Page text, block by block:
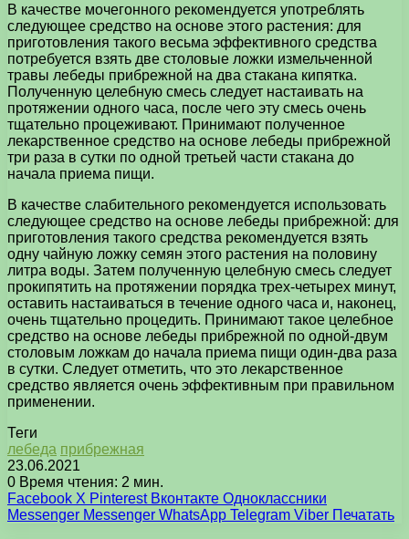
В качестве мочегонного рекомендуется употреблять
следующее средство на основе этого растения: для
приготовления такого весьма эффективного средства
потребуется взять две столовые ложки измельченной
травы лебеды прибрежной на два стакана кипятка.
Полученную целебную смесь следует настаивать на
протяжении одного часа, после чего эту смесь очень
тщательно процеживают. Принимают полученное
лекарственное средство на основе лебеды прибрежной
три раза в сутки по одной третьей части стакана до
начала приема пищи.
В качестве слабительного рекомендуется использовать
следующее средство на основе лебеды прибрежной: для
приготовления такого средства рекомендуется взять
одну чайную ложку семян этого растения на половину
литра воды. Затем полученную целебную смесь следует
прокипятить на протяжении порядка трех-четырех минут,
оставить настаиваться в течение одного часа и, наконец,
очень тщательно процедить. Принимают такое целебное
средство на основе лебеды прибрежной по одной-двум
столовым ложкам до начала приема пищи один-два раза
в сутки. Следует отметить, что это лекарственное
средство является очень эффективным при правильном
применении.
Теги
лебеда прибрежная
23.06.2021
0 Время чтения: 2 мин.
Facebook X Pinterest Вконтакте Одноклассники
Messenger Messenger WhatsApp Telegram Viber Печатать